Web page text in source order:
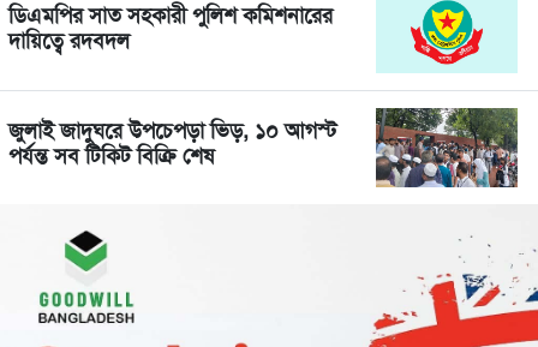
ডিএমপির সাত সহকারী পুলিশ কমিশনারের
দায়িত্বে রদবদল
জুলাই জাদুঘরে উপচেপড়া ভিড়, ১০ আগস্ট
পর্যন্ত সব টিকিট বিক্রি শেষ